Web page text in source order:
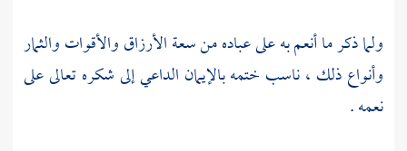
ولما ذكر ما أنعم به على عباده من سعة الأرزاق والأقوات والثمار
وأنواع ذلك ، ناسب ختمه بالإيمان الداعي إلى شكره تعالى على
نعمه .